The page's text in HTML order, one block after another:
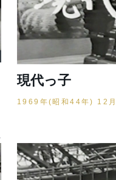
現代っ子
1969年(昭和44年) 12